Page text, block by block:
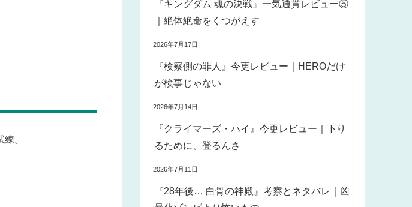
。
『キングダム 魂の決戦』一気通貫レビュー⑤
｜絶体絶命をくつがえす
2026年7月17日
『検察側の罪人』今更レビュー｜HEROだけ
が検事じゃない
2026年7月14日
『クライマーズ・ハイ』今更レビュー｜下り
るために、登るんさ
2026年7月11日
『28年後… 白骨の神殿』考察とネタバレ｜凶